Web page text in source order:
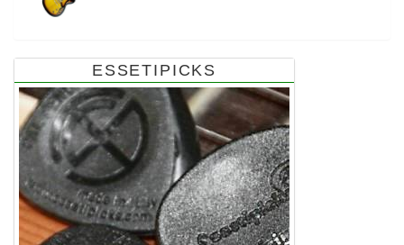
ESSETIPICKS